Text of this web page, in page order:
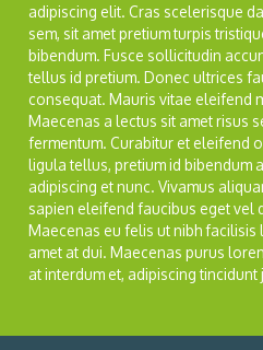
adipiscing elit. Cras scelerisque
sem, sit amet pretium turpis
bibendum. Fusce sollicitudin
tellus id pretium. Donec ultrices
consequat. Mauris vitae eleifend
Maecenas a lectus sit amet risus
fermentum. Curabitur et eleifend
ligula tellus, pretium id bibendum
adipiscing et nunc. Vivamus
sapien eleifend faucibus eget vel
Maecenas eu felis ut nibh facilisis
amet at dui. Maecenas purus
at interdum et, adipiscing tincidunt